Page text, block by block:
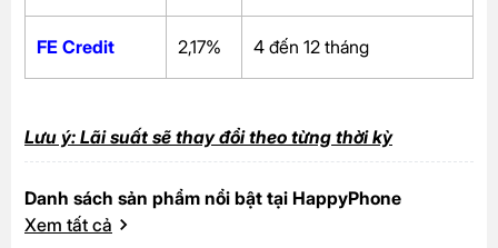
FE Credit 2,17% 4 đến 12 tháng
Lưu ý: Lãi suất sẽ thay đổi theo từng thời kỳ
Danh sách sản phẩm nổi bật tại HappyPhone
Xem tất cả